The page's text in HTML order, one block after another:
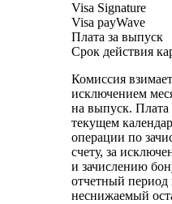
Visa Signature
Visa payWave
Плата за выпуск
Срок действия
Комиссия
исключением
на выпуск. Плата
текущем
операции по
счету, за
и зачислению
отчетный
неснижаемый